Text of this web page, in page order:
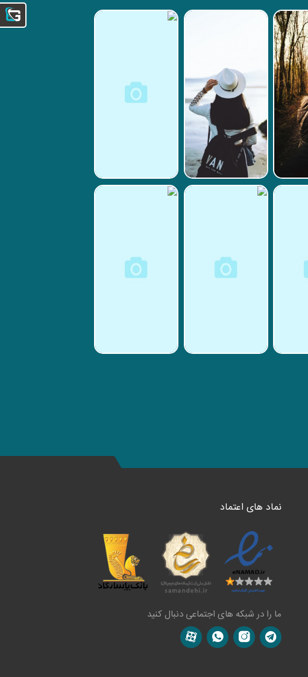
نماد های اعتماد
ما را در شبکه های اجتماعی دنبال کنید